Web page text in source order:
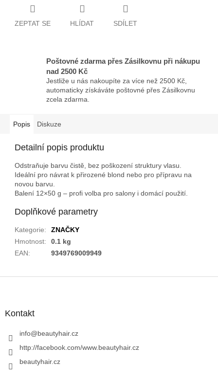
ZEPTAT SE HLÍDAT SDÍLET
Poštovné zdarma přes Zásilkovnu při nákupu
nad 2500 Kč
Jestliže u nás nakoupíte za více než 2500 Kč,
automaticky získáváte poštovné přes Zásilkovnu
zcela zdarma.
Popis Diskuze
Detailní popis produktu
Odstraňuje barvu čistě, bez poškození struktury vlasu.
Ideální pro návrat k přirozené blond nebo pro přípravu na
novou barvu.
Balení 12×50 g – profi volba pro salony i domácí použití.
Doplňkové parametry
Kategorie:
ZNAČKY
Hmotnost:
0.1 kg
EAN: 9349769009949
Kontakt
info@beautyhair.cz
http://facebook.com/www.beautyhair.cz
beautyhair.cz